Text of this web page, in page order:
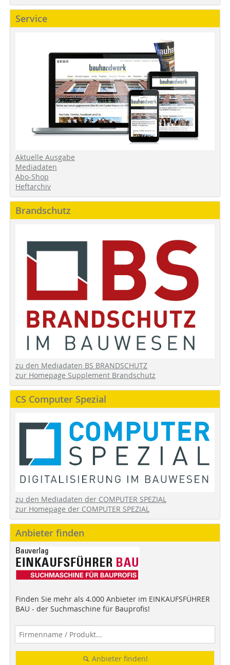
Service
Aktuelle Ausgabe
Mediadaten
Abo-Shop
Heftarchiv
Brandschutz
zu den Mediadaten BS BRANDSCHUTZ
zur Homepage Supplement Brandschutz
CS Computer Spezial
zu den Mediadaten der COMPUTER SPEZIAL
zur Homepage der COMPUTER SPEZIAL
Anbieter finden
Finden Sie mehr als 4.000 Anbieter im EINKAUFSFÜHRER
BAU - der Suchmaschine für Bauprofis!
Anbieter finden!